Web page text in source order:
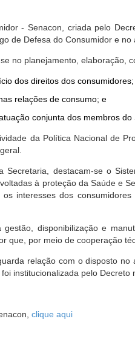
- Senacon, criada pelo
de Defesa do Consumidor e no
no planejamento, elaboração,
dos direitos dos consumidores;
relações de consumo; e
conjunta dos membros
da Política Nacional de
Secretaria, destacam-se o
à proteção da Saúde e
interesses dos
disponibilização e
que, por meio de cooperação
relação com o disposto
institucionalizada pelo Decreto
clique aqui